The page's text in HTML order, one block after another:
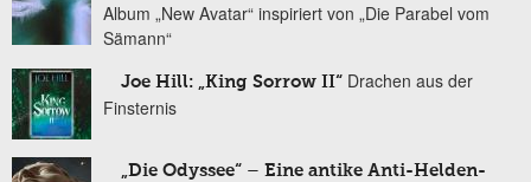
Album „New Avatar“ inspiriert von „Die Parabel vom
Sämann“
Joe Hill: „King Sorrow II“ Drachen aus der
Finsternis
„Die Odyssee“ – Eine antike Anti-Helden-